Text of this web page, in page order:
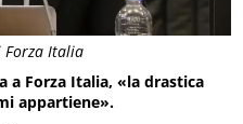
Forza Italia
a Forza Italia, «la drastica
appartiene».